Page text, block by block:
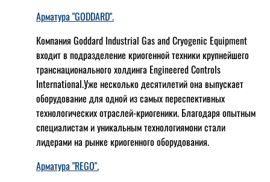
Арматура "GODDARD".
Компания Goddard Industrial Gas and Cryogenic Equipment
входит в подразделение криогенной техники крупнейшего
транснационального холдинга Engineered Controls
International.Уже несколько десятилетий она выпускает
оборудование для одной из самых переспективных
технологических отраслей-криогеники. Благодаря опытным
специалистам и уникальным технологиямони стали
лидерами на рынке криогенного оборудования.
Арматура "REGO".